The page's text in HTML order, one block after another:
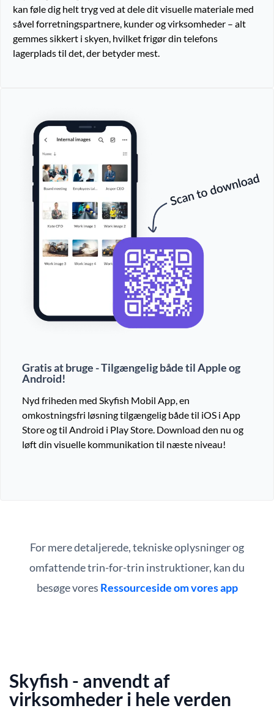
kan føle dig helt tryg ved at dele dit visuelle materiale med
såvel forretningspartnere, kunder og virksomheder – alt
gemmes sikkert i skyen, hvilket frigør din telefons
lagerplads til det, der betyder mest.
Gratis at bruge - Tilgængelig både til Apple og
Android!
Nyd friheden med Skyfish Mobil App, en
omkostningsfri løsning tilgængelig både til iOS i App
Store og til Android i Play Store. Download den nu og
løft din visuelle kommunikation til næste niveau!
For mere detaljerede, tekniske oplysninger og
omfattende trin-for-trin instruktioner, kan du
besøge vores Ressourceside om vores app
Skyfish - anvendt af
virksomheder i hele verden